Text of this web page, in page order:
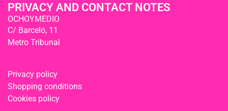
PRIVACY AND CONTACT NOTES
OCHOYMEDIO
C/ Barceló, 11
Metro Tribunal
Privacy policy
Shopping conditions
Cookies policy